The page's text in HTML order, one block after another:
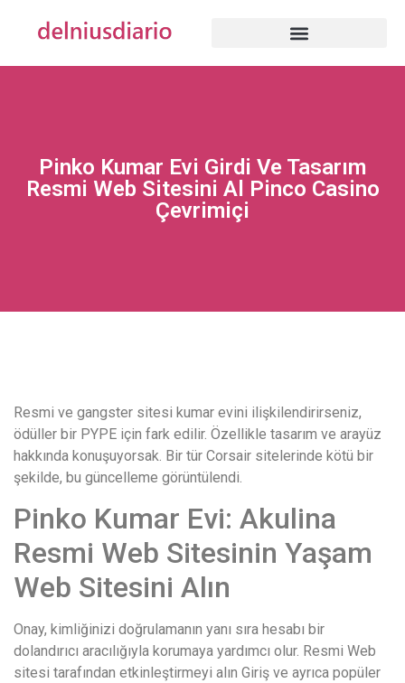
Pinko Kumar Evi Girdi Ve Tasarım
Resmi Web Sitesini Al Pinco Casino
Çevrimiçi
Resmi ve gangster sitesi kumar evini ilişkilendirirseniz,
ödüller bir PYPE için fark edilir. Özellikle tasarım ve arayüz
hakkında konuşuyorsak. Bir tür Corsair sitelerinde kötü bir
şekilde, bu güncelleme görüntülendi.
Pinko Kumar Evi: Akulina
Resmi Web Sitesinin Yaşam
Web Sitesini Alın
Onay, kimliğinizi doğrulamanın yanı sıra hesabı bir
dolandırıcı aracılığıyla korumaya yardımcı olur. Resmi Web
sitesi tarafından etkinleştirmeyi alın Giriş ve ayrıca popüler